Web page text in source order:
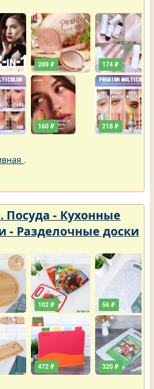
289 ₽
160 ₽
174 ₽
218 ₽
.
Посуда - Кухонные
- Разделочные доски
102 ₽
472 ₽
56 ₽
320 ₽